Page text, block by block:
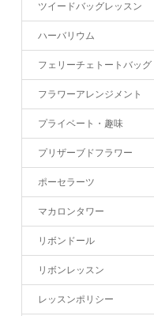
ツイードバッグレッスン
ハーバリウム
フェリーチェトートバッグ
フラワーアレンジメント
プライベート・趣味
プリザーブドフラワー
ポーセラーツ
マカロンタワー
リボンドール
リボンレッスン
レッスンポリシー